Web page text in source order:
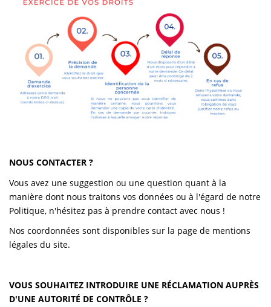
NOUS CONTACTER ?
Vous avez une suggestion ou une question quant à la
manière dont nous traitons vos données ou à l'égard de notre
Politique, n'hésitez pas à prendre contact avec nous !
Nos coordonnées sont disponibles sur la page de mentions
légales du site.
VOUS SOUHAITEZ INTRODUIRE UNE RÉCLAMATION AUPRÈS
D'UNE AUTORITÉ DE CONTRÔLE ?